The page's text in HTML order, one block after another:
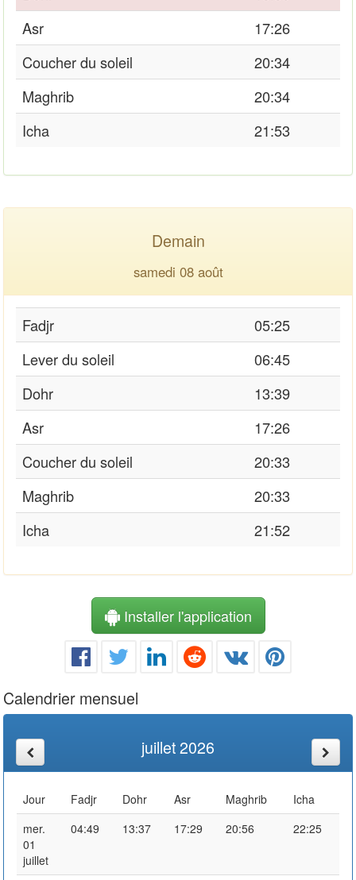
Asr
17:26
Coucher du soleil
20:34
Maghrib
20:34
Icha
21:53
Demain
samedi 08 août
Fadjr
05:25
Lever du soleil
06:45
Dohr
13:39
Asr
17:26
Coucher du soleil
20:33
Maghrib
20:33
Icha
21:52
Installer l'application
Calendrier mensuel
juillet 2026
Jour Fadjr Dohr Asr Maghrib
Icha
mer.
01
juillet
04:49 13:37 17:29 20:56 22:25